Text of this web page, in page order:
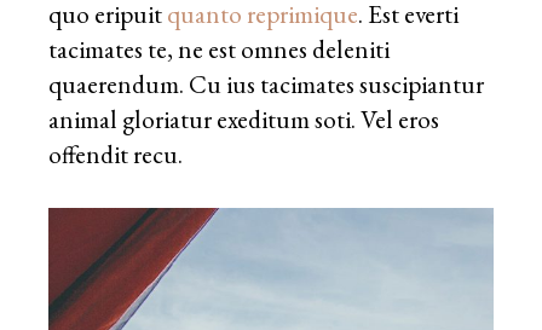
quo eripuitquanto reprimique. Est everti
tacimates te, ne est omnes deleniti
quaerendum. Cu ius tacimates suscipiantur
animal gloriatur exeditum soti. Vel eros
offendit recu.